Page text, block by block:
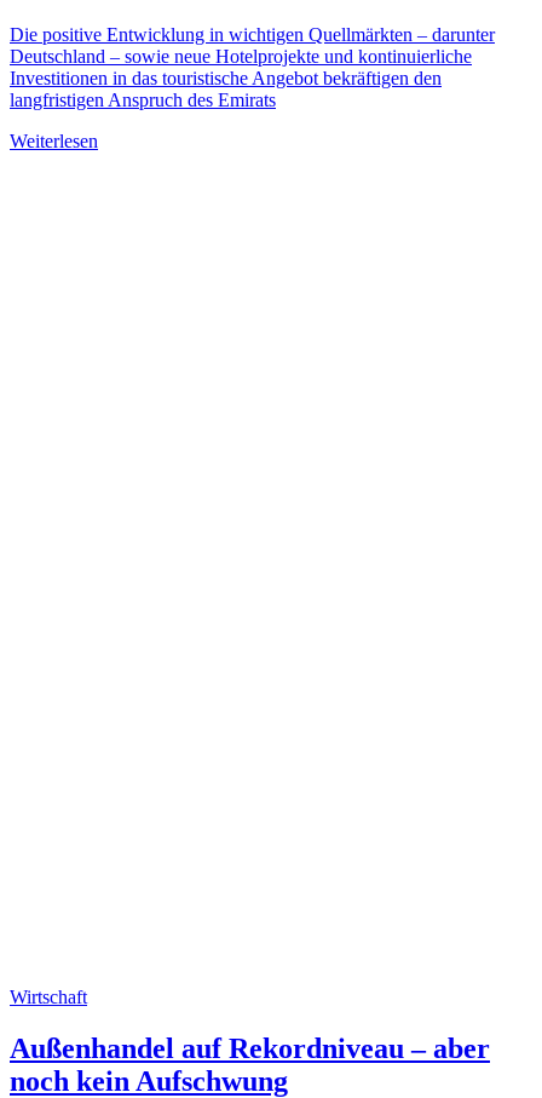
Die positive Entwicklung in wichtigen Quellmärkten – darunter
Deutschland – sowie neue Hotelprojekte und kontinuierliche
Investitionen in das touristische Angebot bekräftigen den
langfristigen Anspruch des Emirats
Weiterlesen
Wirtschaft
Außenhandel auf Rekordniveau – aber
noch kein Aufschwung